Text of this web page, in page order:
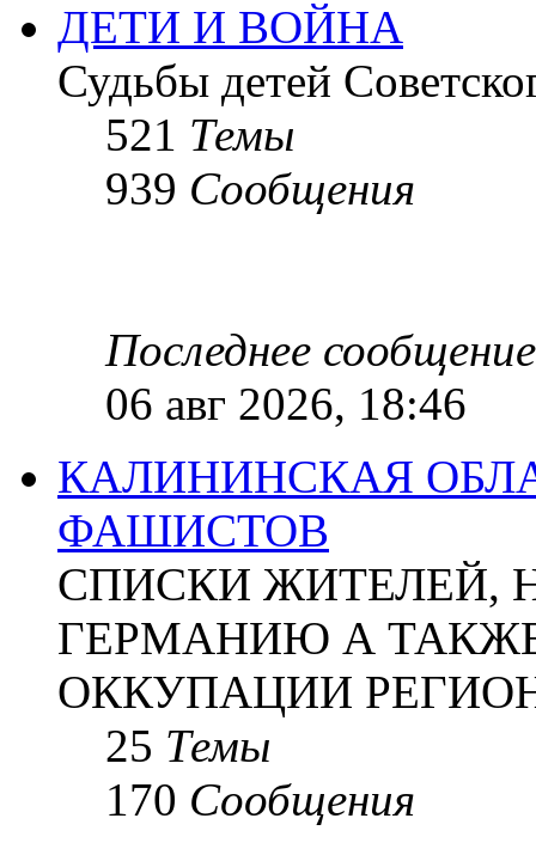
ДЕТИ И ВОЙНА
Судьбы детей
521 Темы
939 Сообщения
Последнее сообщение
06 авг 2026, 18:46
КАЛИНИНСКАЯ
ФАШИСТОВ
СПИСКИ ЖИТЕЛЕЙ,
ГЕРМАНИЮ А
ОККУПАЦИИ
25 Темы
170 Сообщения